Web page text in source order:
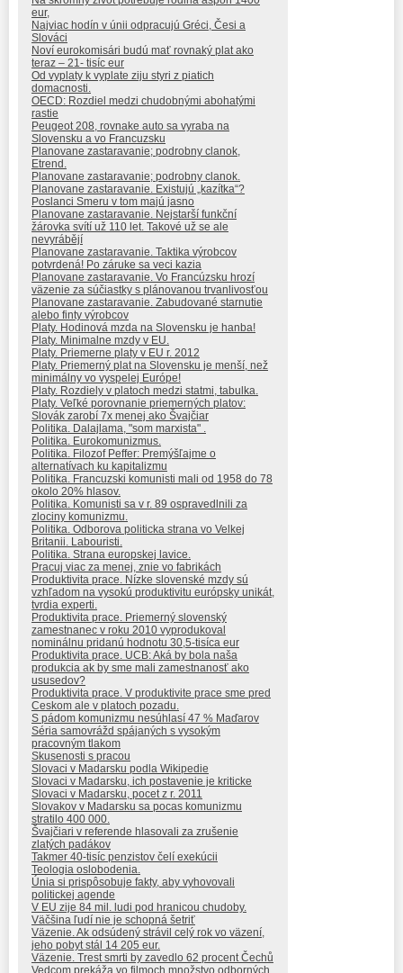
eur,
Najviac hodín v únii odpracujú Gréci, Česi a
Slováci
Noví eurokomisári budú mať rovnaký plat ako
teraz – 21- tisíc eur
Od vyplaty k vyplate ziju styri z piatich
domacnosti.
OECD: Rozdiel medzi chudobnými abohatými
rastie
Peugeot 208, rovnake auto sa vyraba na
Slovensku a vo Francuzsku
Planovane zastaravanie; podrobny clanok,
Etrend.
Planovane zastaravanie; podrobny clanok.
Planovane zastaravanie. Existujú „kazítka“?
Poslanci Smeru v tom majú jasno
Planovane zastaravanie. Nejstarší funkční
žárovka svítí už 110 let. Takové už se ale
nevyrábějí
Planovane zastaravanie. Taktika výrobcov
potvrdená! Po záruke sa veci kazia
Planovane zastaravanie. Vo Francúzsku hrozí
väzenie za súčiastky s plánovanou trvanlivosťou
Planovane zastaravanie. Zabudované starnutie
alebo finty výrobcov
Platy. Hodinová mzda na Slovensku je hanba!
Platy. Minimalne mzdy v EU.
Platy. Priemerne platy v EU r. 2012
Platy. Priemerný plat na Slovensku je menší, než
minimálny vo vyspelej Európe!
Platy. Rozdiely v platoch medzi statmi, tabulka.
Platy. Veľké porovnanie priemerných platov:
Slovák zarobí 7x menej ako Švajčiar
Politika. Dalajlama, "som marxista" .
Politika. Eurokomunizmus.
Politika. Filozof Peffer: Premýšľajme o
alternatívach ku kapitalizmu
Politika. Francuzski komunisti mali od 1958 do 78
okolo 20% hlasov.
Politika. Komunisti sa v r. 89 ospravedlnili za
zlociny komunizmu.
Politika. Odborova politicka strana vo Velkej
Britanii. Labouristi.
Politika. Strana europskej lavice.
Pracuj viac za menej, znie vo fabrikách
Produktivita prace. Nízke slovenské mzdy sú
vzhľadom na vysokú produktivitu európsky unikát,
tvrdia experti.
Produktivita prace. Priemerný slovenský
zamestnanec v roku 2010 vyprodukoval
nominálnu pridanú hodnotu 30,5-tisíca eur
Produktivita prace. UCB: Aká by bola naša
produkcia ak by sme mali zamestnanosť ako
ususedov?
Produktivita prace. V produktivite prace sme pred
Ceskom ale v platoch pozadu.
S pádom komunizmu nesúhlasí 47 % Maďarov
Séria samovrážd spájaných s vysokým
pracovným tlakom
Skusenosti s pracou
Slovaci v Madarsku podla Wikipedie
Slovaci v Madarsku, ich postavenie je kriticke
Slovaci v Madarsku, pocet z r. 2011
Slovakov v Madarsku sa pocas komunizmu
stratilo 400 000.
Švajčiari v referende hlasovali za zrušenie
zlatých padákov
Takmer 40-tisíc penzistov čelí exekúcii
Teologia oslobodenia.
Únia si prispôsobuje fakty, aby vyhovovali
politickej agende
V EU zije 84 mil. ludi pod hranicou chudoby.
Väčšina ľudí nie je schopná šetriť
Väzenie. Ak odsúdený strávil celý rok vo väzení,
jeho pobyt stál 14 205 eur.
Väzenie. Trest smrti by zavedlo 62 procent Čechů
Vedcom prekáža vo filmoch množstvo odborných